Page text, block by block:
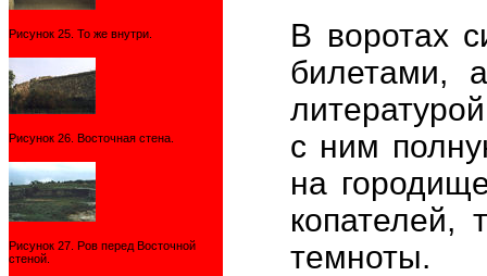
Рисунок 25. То же внутри.
Рисунок 26. Восточная стена.
Рисунок 27. Ров перед Восточной
стеной.
В воротах
билетами,
с ним
на
копателей,
темноты.